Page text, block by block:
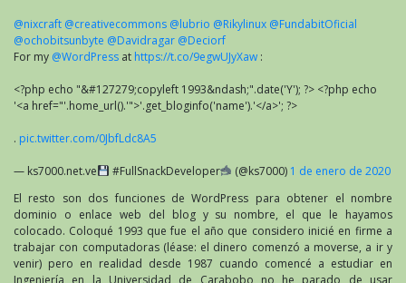
@nixcraft @creativecommons @lubrio @Rikylinux @FundabitOficial
@ochobitsunbyte @Davidragar @Deciorf
For my @WordPress at https://t.co/9egwUJyXaw :
<?php echo "&#127279;copyleft 1993&ndash;".date('Y'); ?> <?php echo
'<a href="'.home_url().'">'.get_bloginfo('name').'</a>'; ?>
. pic.twitter.com/0JbfLdc8A5
— ks7000.net.ve #FullSnackDeveloper (@ks7000) 1 de enero de 2020
El resto son dos funciones de WordPress para obtener el nombre
dominio o enlace web del blog y su nombre, el que le hayamos
colocado. Coloqué 1993 que fue el año que considero inicié en firme a
trabajar con computadoras (léase: el dinero comenzó a moverse, a ir y
venir) pero en realidad desde 1987 cuando comencé a estudiar en
Ingeniería en la Universidad de Carabobo no he parado de usar